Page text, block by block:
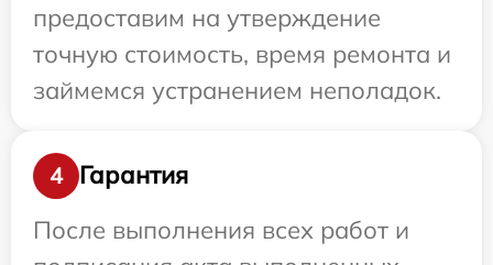
предоставим на утверждение
точную стоимость, время ремонта и
займемся устранением неполадок.
4
Гарантия
После выполнения всех работ и